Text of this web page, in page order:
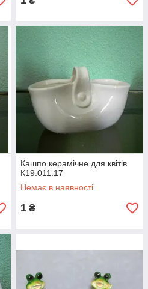
Кашпо керамічне для квітів
К19.011.17
Немає в наявності
1 ₴